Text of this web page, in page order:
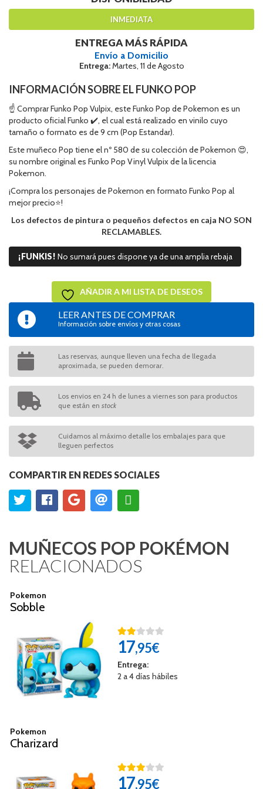
INMEDIATA
ENTREGA MÁS RÁPIDA
Envío a Domicilio
Entrega:Martes, 11 de Agosto
INFORMACIÓN SOBRE EL FUNKO POP
☝ Comprar Funko Pop Vulpix, este Funko Pop de Pokemon es un
producto oficial Funko ✔️, el cual está realizado en vinilo cuyo
tamaño o formato es de 9 cm (Pop Estandar).
Este muñeco Pop tiene el nº 580 de su colección de Pokemon 😍,
su nombre original es Funko Pop Vinyl Vulpix de la licencia
Pokemon.
¡Compra los personajes de Pokemon en formato Funko Pop al
mejor precio⭐!
Los defectos de pintura o pequeños defectos en caja NO SON
RECLAMABLES.
¡FUNKIS! No sumará pues dispone ya de una amplia rebaja
AÑADIR A MI LISTA DE DESEOS
LEER ANTES DE COMPRAR
Información sobre envíos y otras cosas
Las reservas, aunque lleven una fecha de llegada
aproximada, se pueden demorar.
Los envios en 24 h de lunes a viernes son para productos
que están en stock
Cuidamos al máximo detalle los embalajes para que
lleguen perfectos
COMPARTIR EN REDES SOCIALES
MUÑECOS POP POKÉMON
RELACIONADOS
Pokemon
Sobble
17,95€
Entrega:
2 a 4 días hábiles
Pokemon
Charizard
17,95€